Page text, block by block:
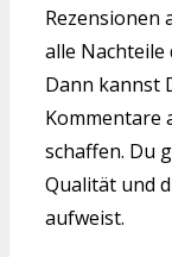
Rezensionen
alle Nachteile
Dann kannst
Kommentare
schaffen. Du
Qualität und
aufweist.